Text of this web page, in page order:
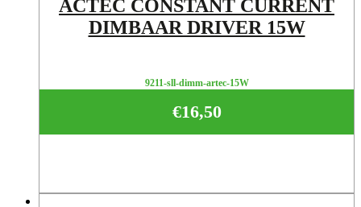
ACTEC CONSTANT CURRENT
DIMBAAR DRIVER 15W
9211-sll-dimm-artec-15W
€16,50